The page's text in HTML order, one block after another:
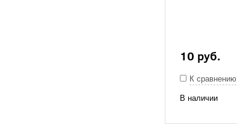
10 руб.
К сравнению
В наличии